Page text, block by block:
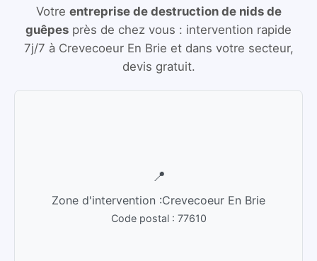
Votre entreprise de destruction de nids de
guêpes près de chez vous : intervention rapide
7j/7 à Crevecoeur En Brie et dans votre secteur,
devis gratuit.
📍
Zone d'intervention :Crevecoeur En Brie
Code postal : 77610